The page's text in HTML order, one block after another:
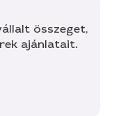
összeget,
ajánlatait.